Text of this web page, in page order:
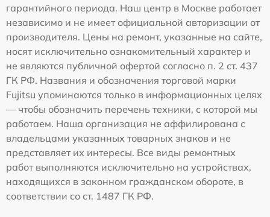
гарантийного периода. Наш центр в Москве работает
независимо и не имеет официальной авторизации от
производителя. Цены на ремонт, указанные на сайте,
носят исключительно ознакомительный характер и
не являются публичной офертой согласно п. 2 ст. 437
ГК РФ. Названия и обозначения торговой марки
Fujitsu упоминаются только в информационных целях
— чтобы обозначить перечень техники, с которой мы
работаем. Наша организация не аффилирована с
владельцами указанных товарных знаков и не
представляет их интересы. Все виды ремонтных
работ выполняются исключительно на устройствах,
находящихся в законном гражданском обороте, в
соответствии со ст. 1487 ГК РФ.